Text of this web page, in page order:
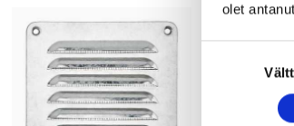
olet